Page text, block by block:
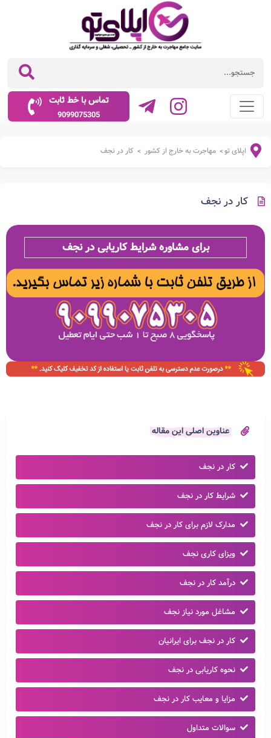
تماس با خط ثابت
9099075305
اپلای تو> مهاجرت به خارج از کشور > کار در نجف
کار در نجف
برای مشاوره شرایط کاریابی در نجف
عناوین اصلی این مقاله
کار در نجف
شرایط کار در نجف
مدارک لازم برای کار در نجف
ویزای کاری نجف
درآمد کار در نجف
مشاغل مورد نیاز نجف
کار در نجف برای ایرانیان
نحوه کاریابی در نجف
مزایا و معایب کار در نجف
سوالات متداول